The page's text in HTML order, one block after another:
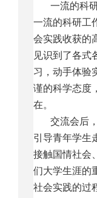
一流的科
一流的科研工
会实践收获的
见识到了各式
习，动手体验
谨的科学态度
在。
交流会后
引导青年学生
接触国情社会
们大学生涯的
社会实践的过